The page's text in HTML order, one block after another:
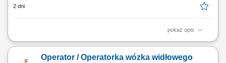
2 dni
pokaż opis
Zakres obowiązków obsługa wózka widłowego lub schleppera;
produkcji; realizacja zadań logistycznych na terenie zakładu;
Operator / Operatorka wózka widłowego